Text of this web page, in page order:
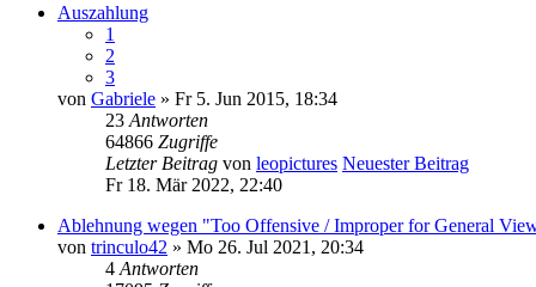
Auszahlung
1
2
3
von Gabriele » Fr 5. Jun 2015, 18:34
23 Antworten
64866 Zugriffe
Letzter Beitrag von leopictures Neuester Beitrag
Fr 18. Mär 2022, 22:40
Ablehnung wegen "Too Offensive / Improper for General
von trinculo42 » Mo 26. Jul 2021, 20:34
4 Antworten